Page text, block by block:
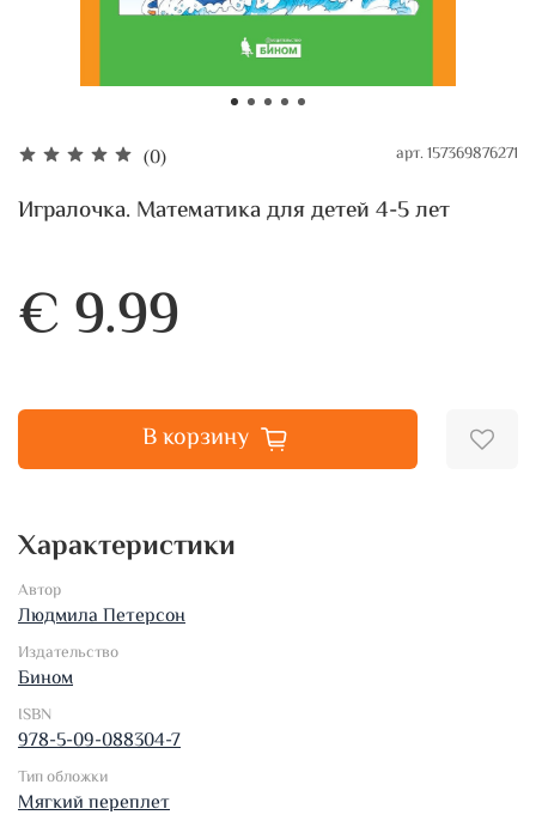
(0) арт.157369876271
Игралочка. Математика для детей 4-5 лет
€ 9.99
В корзину
Характеристики
Автор
Людмила Петерсон
Издательство
Бином
ISBN
978-5-09-088304-7
Тип обложки
Мягкий переплет